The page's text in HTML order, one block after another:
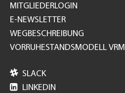
MITGLIEDERLOGIN
E-NEWSLETTER
WEGBESCHREIBUNG
VORRUHESTANDSMODELL VRM
 SLACK
 LINKEDIN